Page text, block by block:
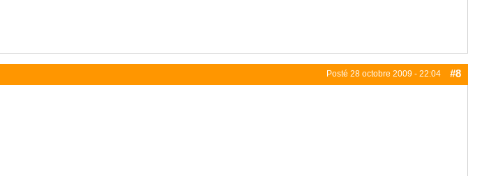
Posté 28 octobre 2009 - 22:04 #8